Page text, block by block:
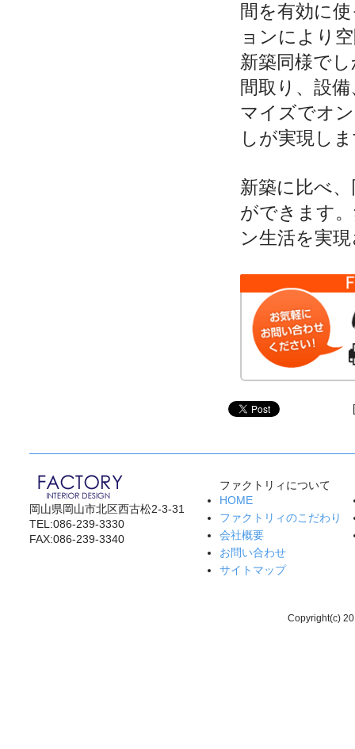
間を有効に
ョンにより
新築同様で
間取り、設
マイズでオ
しが実現し
新築に比べ
ができます
ン生活を実
岡山県岡山市北区西古松2-3-31
TEL:086-239-3330
FAX:086-239-3340
ファクトリィについて
HOME
ファクトリィのこだわり
会社概要
お問い合わせ
サイトマップ
Copyright(c)